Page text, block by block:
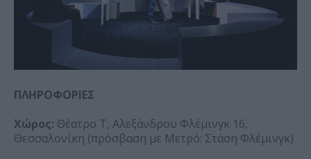
ΠΛΗΡΟΦΟΡΙΕΣ
Χώρος: Θέατρο Τ, Αλεξάνδρου Φλέμινγκ 16,
Θεσσαλονίκη (πρόσβαση με Μετρό: Στάση Φλέμινγκ)